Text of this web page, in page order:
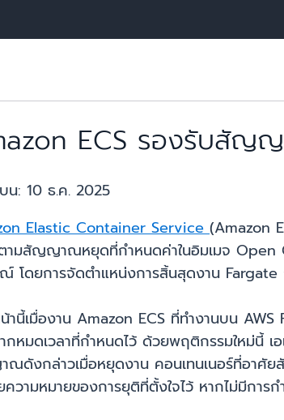
ECS รองรับสัญ
น: 10 ธ.ค. 2025
Elastic Container Service(Amazon
ามสัญญาณหยุดที่กำหนดค่าในอิมเมจ Open
โดยการจัดตำแหน่งการสิ้นสุดงาน
านี้เมื่องาน Amazon ECS ที่ทำงานบน AWS
กหมดเวลาที่กำหนดไว้ ด้วยพฤติกรรมใหม่นี้
ดังกล่าวเมื่อหยุดงาน คอนเทนเนอร์ที่อาศัย
ความหมายของการยุติที่ตั้งใจไว้ หากไม่มีการ